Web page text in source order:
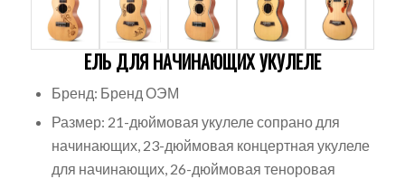
ЕЛЬ ДЛЯ НАЧИНАЮЩИХ УКУЛЕЛЕ
Бренд: Бренд ОЭМ
Размер: 21-дюймовая укулеле сопрано для
начинающих, 23-дюймовая концертная укулеле
для начинающих, 26-дюймовая теноровая